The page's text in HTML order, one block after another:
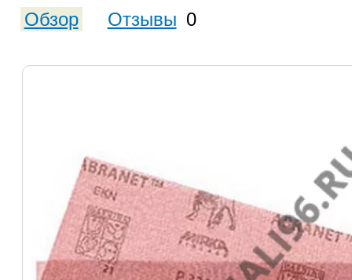
Обзор Отзывы 0